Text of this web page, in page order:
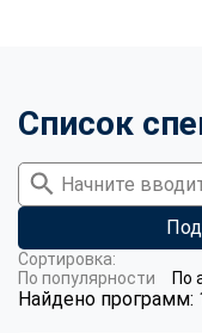
Список
Найдено программ:
Сортировка:
По популярности
По